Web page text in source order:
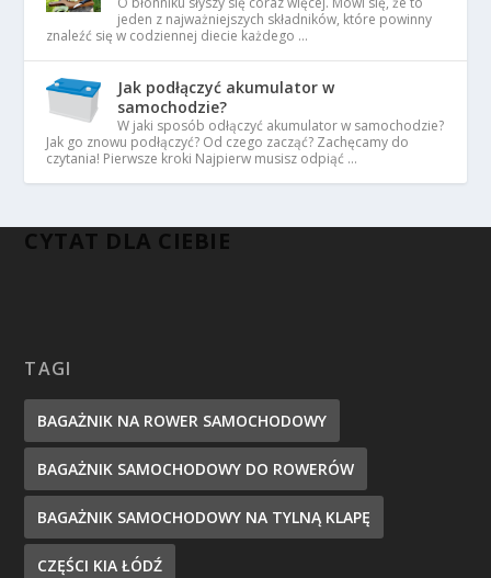
jeden z najważniejszych składników, które powinny
znaleźć się w codziennej diecie każdego …
Jak podłączyć akumulator w
samochodzie?
W jaki sposób odłączyć akumulator w samochodzie?
Jak go znowu podłączyć? Od czego zacząć? Zachęcamy do
czytania! Pierwsze kroki Najpierw musisz odpiąć …
CYTAT DLA CIEBIE
TAGI
BAGAŻNIK NA ROWER SAMOCHODOWY
BAGAŻNIK SAMOCHODOWY DO ROWERÓW
BAGAŻNIK SAMOCHODOWY NA TYLNĄ KLAPĘ
CZĘŚCI KIA ŁÓDŹ